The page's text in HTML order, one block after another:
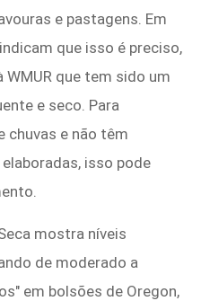
e pastagens. Em
que isso é preciso,
que tem sido um
e seco. Para
chuvas e não têm
isso pode
mostra níveis
de moderado a
em bolsões de Oregon,